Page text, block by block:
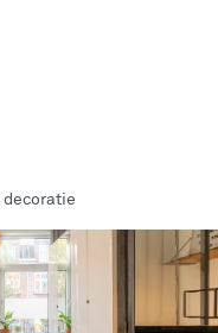
decoratie